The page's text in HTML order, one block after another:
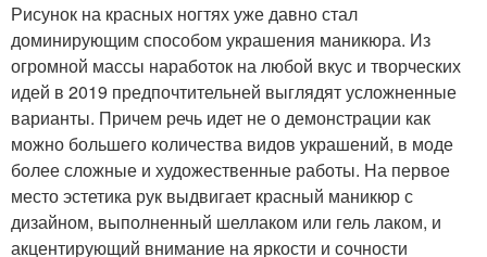
Рисунок на красных ногтях уже давно стал
доминирующим способом украшения маникюра. Из
огромной массы наработок на любой вкус и творческих
идей в 2019 предпочтительней выглядят усложненные
варианты. Причем речь идет не о демонстрации как
можно большего количества видов украшений, в моде
более сложные и художественные работы. На первое
место эстетика рук выдвигает красный маникюр с
дизайном, выполненный шеллаком или гель лаком, и
акцентирующий внимание на яркости и сочности